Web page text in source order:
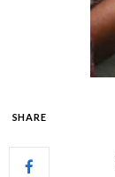
SHARE